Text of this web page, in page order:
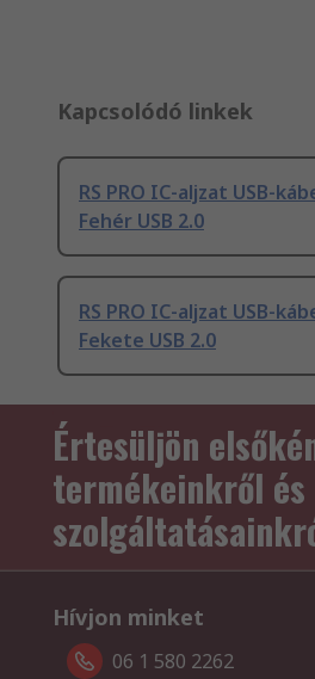
Kapcsolódó linkek
RS PRO IC-aljzat USB-
Fehér USB 2.0
RS PRO IC-aljzat USB-
Fekete USB 2.0
Értesüljön
termékeinkről és
Hívjon minket
06 1 580 2262